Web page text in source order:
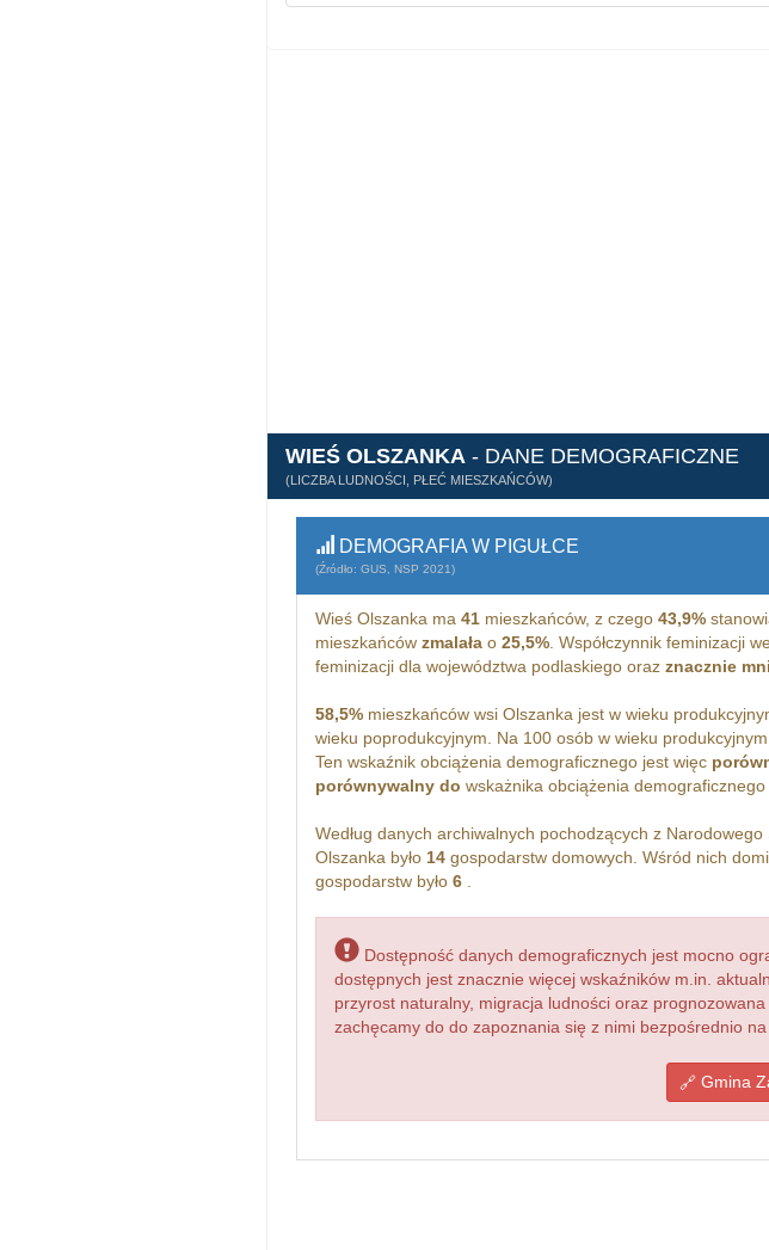
WIEŚ OLSZANKA - DANE DEMOGRAFICZNE
(LICZBA LUDNOŚCI, PŁEĆ MIESZKAŃCÓW)
DEMOGRAFIA W PIGUŁCE
(Źródło: GUS, NSP 2021)
Wieś Olszanka ma 41mieszkańców, z czego 43,9%
mieszkańców zmalałao 25,5%. Współczynnik feminizacji
feminizacji dla województwa podlaskiego oraz znacznie
58,5%mieszkańców wsi Olszanka jest w wieku
wieku poprodukcyjnym. Na 100 osób w wieku
Ten wskaźnik obciążenia demograficznego jest więc
porównywalny do wskażnika obciążenia demograficznego
Według danych archiwalnych pochodzących z
Olszanka było 14gospodarstw domowych. Wśród nich
gospodarstw było 6.
Dostępność danych demograficznych jest mocno
dostępnych jest znacznie więcej wskaźników m.in.
przyrost naturalny, migracja ludności oraz
zachęcamy do do zapoznania się z nimi bezpośrednio na
Gmina